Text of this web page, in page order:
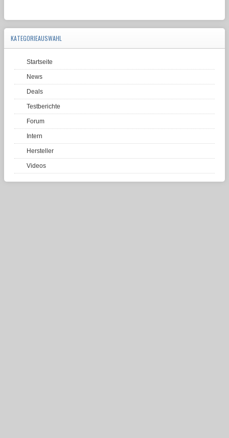
KATEGORIEAUSWAHL
Startseite
News
Deals
Testberichte
Forum
Intern
Hersteller
Videos